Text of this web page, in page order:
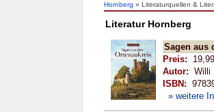
Hornberg » Literaturquellen &
Literatur Hornberg
Sagen aus
Preis:
Autor: Willi
ISBN:
» weitere